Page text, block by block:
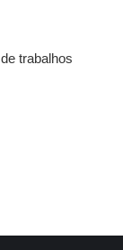
trabalhos